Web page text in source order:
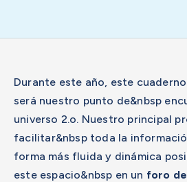
Durante este año, este
será nuestro punto de&nbsp
universo 2.o. Nuestro principal
facilitar&nbsp toda la
forma más fluida y dinámica
este espacio&nbsp en un foro